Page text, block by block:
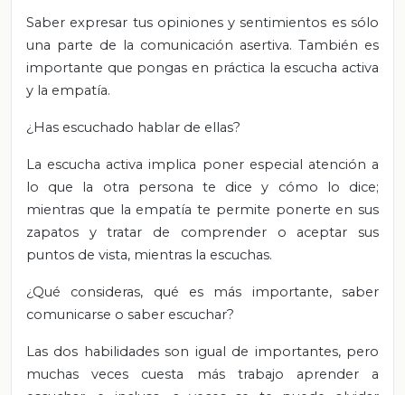
Saber expresar tus opiniones y sentimientos es sólo
una parte de la comunicación asertiva. También es
importante que pongas en práctica la escucha activa
y la empatía.
¿Has escuchado hablar de ellas?
La escucha activa implica poner especial atención a
lo que la otra persona te dice y cómo lo dice;
mientras que la empatía te permite ponerte en sus
zapatos y tratar de comprender o aceptar sus
puntos de vista, mientras la escuchas.
¿Qué consideras, qué es más importante, saber
comunicarse o saber escuchar?
Las dos habilidades son igual de importantes, pero
muchas veces cuesta más trabajo aprender a